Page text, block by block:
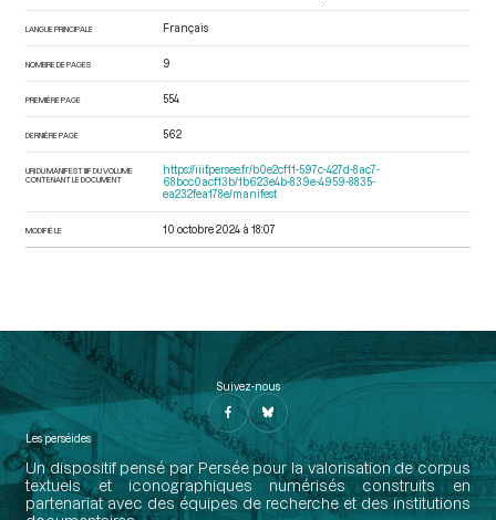
LANGUE PRINCIPALE Français
NOMBRE DE PAGES 9
PREMIÈRE PAGE 554
DERNIÈRE PAGE 562
URI DU MANIFEST IIIF DU VOLUME
CONTENANT LE DOCUMENT
https://iiif.persee.fr/b0e2cf11-597c-427d-8ac7-
68bcc0acf13b/1b623e4b-839e-4959-8835-
ea232fea178e/manifest
MODIFIÉ LE 10 octobre 2024 à 18:07
Suivez-nous
Les perséides
Un dispositif pensé par Persée pour la valorisation de corpus
textuels et iconographiques numérisés construits en
partenariat avec des équipes de recherche et des institutions